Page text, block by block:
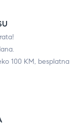
100 KM, besplatna